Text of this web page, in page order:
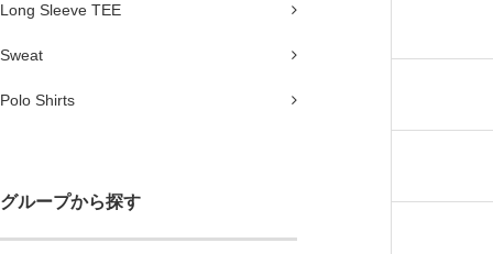
Long Sleeve TEE
Sweat
Polo Shirts
グループから探す